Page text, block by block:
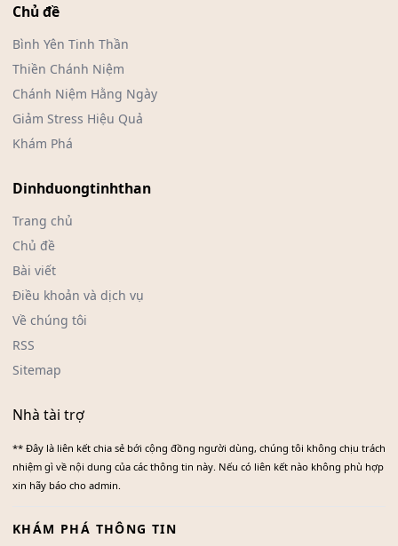
Chủ đề
Bình Yên Tinh Thần
Thiền Chánh Niệm
Chánh Niệm Hằng Ngày
Giảm Stress Hiệu Quả
Khám Phá
Dinhduongtinhthan
Trang chủ
Chủ đề
Bài viết
Điều khoản và dịch vụ
Về chúng tôi
RSS
Sitemap
Nhà tài trợ
** Đây là liên kết chia sẻ bới cộng đồng người dùng, chúng tôi không chịu trách
nhiệm gì về nội dung của các thông tin này. Nếu có liên kết nào không phù hợp
xin hãy báo cho admin.
KHÁM PHÁ THÔNG TIN